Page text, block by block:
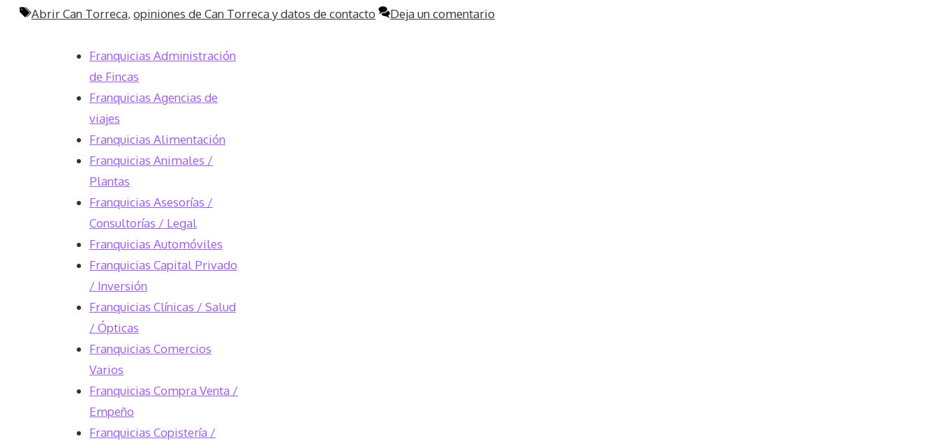
Etiquetas
Abrir Can Torreca, opiniones de Can Torreca y datos de contacto Deja un comentario
Franquicias Administración
de Fincas
Franquicias Agencias de
viajes
Franquicias Alimentación
Franquicias Animales /
Plantas
Franquicias Asesorías /
Consultorías / Legal
Franquicias Automóviles
Franquicias Capital Privado
/ Inversión
Franquicias Clínicas / Salud
/ Ópticas
Franquicias Comercios
Varios
Franquicias Compra Venta /
Empeño
Franquicias Copistería /